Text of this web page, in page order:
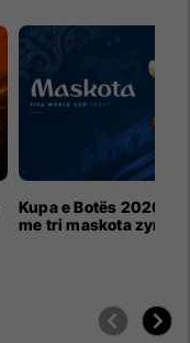
Kupa e Botës 2026
me tri maskota zyrtare